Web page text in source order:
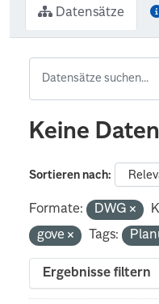
Datensätze
Keine
Sortieren nach
Formate: DWG
gove
Tags:
Ergebnisse filtern